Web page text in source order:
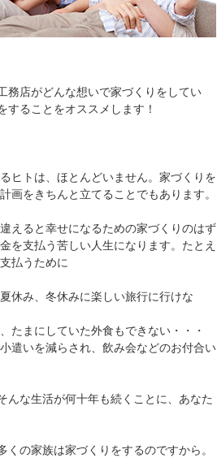
務店がどんな想いで家づくりをしてい
ることをオススメします！
ヒトは、ほとんどいません。家づくりを
画をきちんと立てることでもあります。
えると幸せになるための家づくりのはず
を支払う苦しい人生になります。たとえ
払うために
休み、冬休みに楽しい旅行に行けな
たまにしていた外食もできない・・・
遣いを減らされ、飲み会などのお付合い
んな生活が何十年も続くことに、あなた
の家族は家づくりをするのですから。